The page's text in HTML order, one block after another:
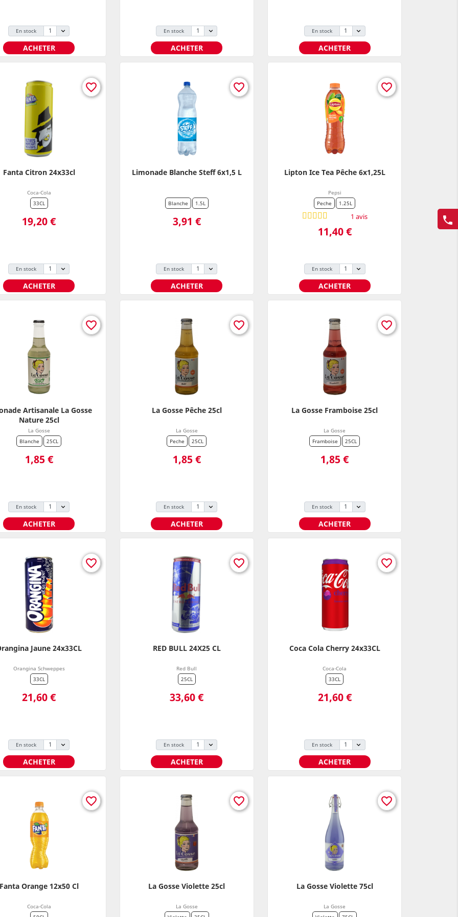
En stock
ACHETER
En stock
ACHETER
En stock
ACHETER
Fanta Citron 24x33cl
Coca-Cola
33CL
Prix
19,20 €
En stock
ACHETER
favorite_border
Limonade Blanche Steff 6x1,5 L
Blanche 1.5L
Prix
3,91 €
En stock
ACHETER
favorite_border
Lipton Ice Tea Pêche 6x1,25L
Pepsi
Peche
1.25L
1 avis
Prix
11,40 €
En stock
ACHETER
favorite_border
Artisanale La Gosse
Nature 25cl
La Gosse
Blanche
25CL
Prix
1,85 €
En stock
ACHETER
favorite_border
La Gosse Pêche 25cl
La Gosse
Peche
25CL
Prix
1,85 €
En stock
ACHETER
favorite_border
La Gosse Framboise 25cl
La Gosse
Framboise
25CL
Prix
1,85 €
En stock
ACHETER
favorite_border
Jaune 24x33CL
Orangina Schweppes
33CL
Prix
21,60 €
En stock
ACHETER
favorite_border
RED BULL 24X25 CL
Red Bull
25CL
Prix
33,60 €
En stock
ACHETER
favorite_border
Coca Cola Cherry 24x33CL
Coca-Cola
33CL
Prix
21,60 €
En stock
ACHETER
favorite_border
Orange 12x50 Cl
Coca-Cola
favorite_border
La Gosse Violette 25cl
La Gosse
favorite_border
La Gosse Violette 75cl
La Gosse
favorite_border
phone